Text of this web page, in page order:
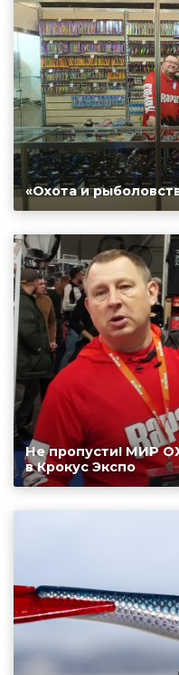
«Охота и
Не пропусти! МИР
в Крокус Экспо